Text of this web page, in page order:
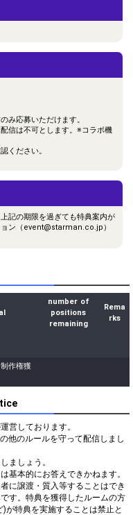
み応募いただけます。
信は不可とします。※コラボ機
ください。
記の期限を過ぎても特典案内が
ン（event@starman.co.jp）
number of
positions
remaining
Rema
rks
作権獲
営しております。
他のルールを守って配信しまし
ましょう。
基本的にお答えできかねます。
に譲渡・質入等することはでき
す。特典を獲得したルームの方
が特典を実施することは禁止と